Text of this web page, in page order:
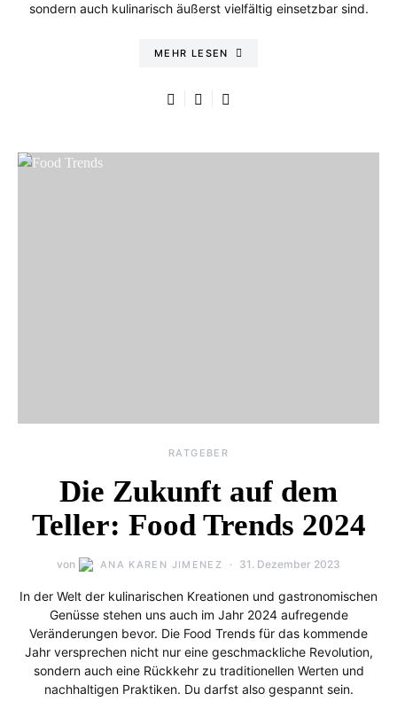
sondern auch kulinarisch äußerst vielfältig einsetzbar sind.
MEHR LESEN
RATGEBER
Die Zukunft auf dem
Teller: Food Trends 2024
von ANA KAREN JIMENEZ 31. Dezember 2023
In der Welt der kulinarischen Kreationen und gastronomischen
Genüsse stehen uns auch im Jahr 2024 aufregende
Veränderungen bevor. Die Food Trends für das kommende
Jahr versprechen nicht nur eine geschmackliche Revolution,
sondern auch eine Rückkehr zu traditionellen Werten und
nachhaltigen Praktiken. Du darfst also gespannt sein.